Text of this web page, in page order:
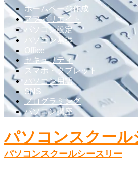
ホームページ作成
アフィリエイト
パソコン設定
パソコン基礎
Office
セキュリティ
スマホ・タブレット
パソコン用語
SNS
プログラミング
パソコン講座
パソコンスクール
パソコンスクールシースリー